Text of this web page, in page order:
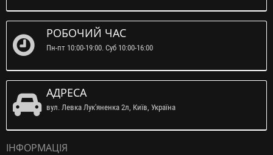
РОБОЧИЙ ЧАС
Пн-пт 10:00-19:00. Суб 10:00-16:00
АДРЕСА
вул. Левка Лук'яненка 2л, Київ, Україна
ІНФОРМАЦІЯ